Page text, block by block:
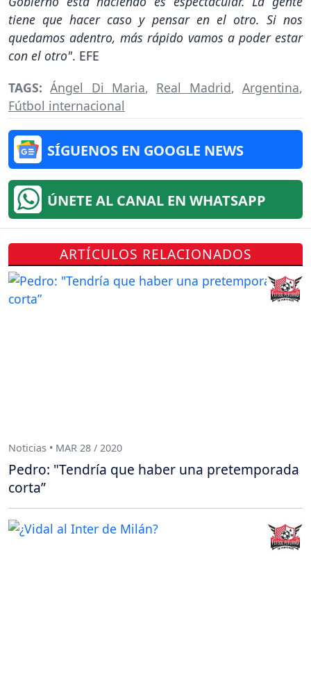
tiene que hacer caso y pensar en el otro. Si nos
quedamos adentro, más rápido vamos a poder estar
con el otro". EFE
TAGS:Ángel Di Maria, Real Madrid,Argentina,
Fútbol internacional
SÍGUENOS EN GOOGLE NEWS
ÚNETE AL CANAL EN WHATSAPP
ARTÍCULOS RELACIONADOS
Noticias • MAR 28 / 2020
Pedro: "Tendría que haber una pretemporada
corta”